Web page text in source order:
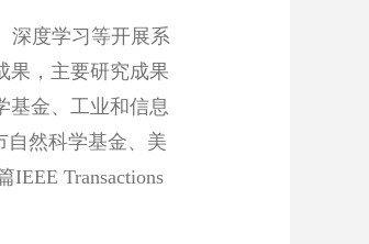
深度学习等开展系
果，主要研究成果
金、 工业和信息
然科学基金、 美
IEEE Transactions